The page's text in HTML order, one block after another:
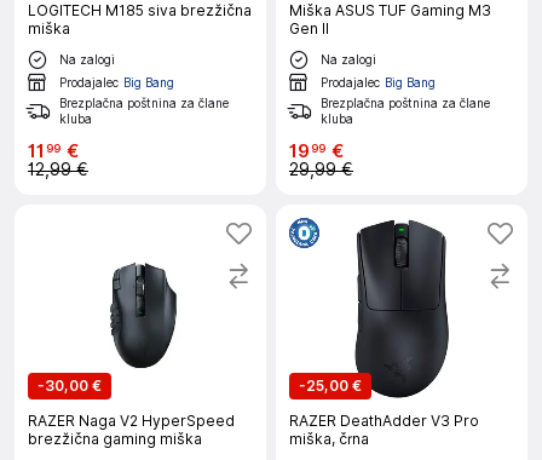
LOGITECH M185 siva brezžična
miška
Na zalogi
Prodajalec Big Bang
Brezplačna poštnina za člane
kluba
11 99 €
12,99 €
Miška ASUS TUF Gaming M3
Gen II
Na zalogi
Prodajalec Big Bang
Brezplačna poštnina za člane
kluba
1999 €
29,99 €
-30,00 €
RAZER Naga V2 HyperSpeed
brezžična gaming miška
-25,00 €
RAZER DeathAdder V3 Pro
miška, črna